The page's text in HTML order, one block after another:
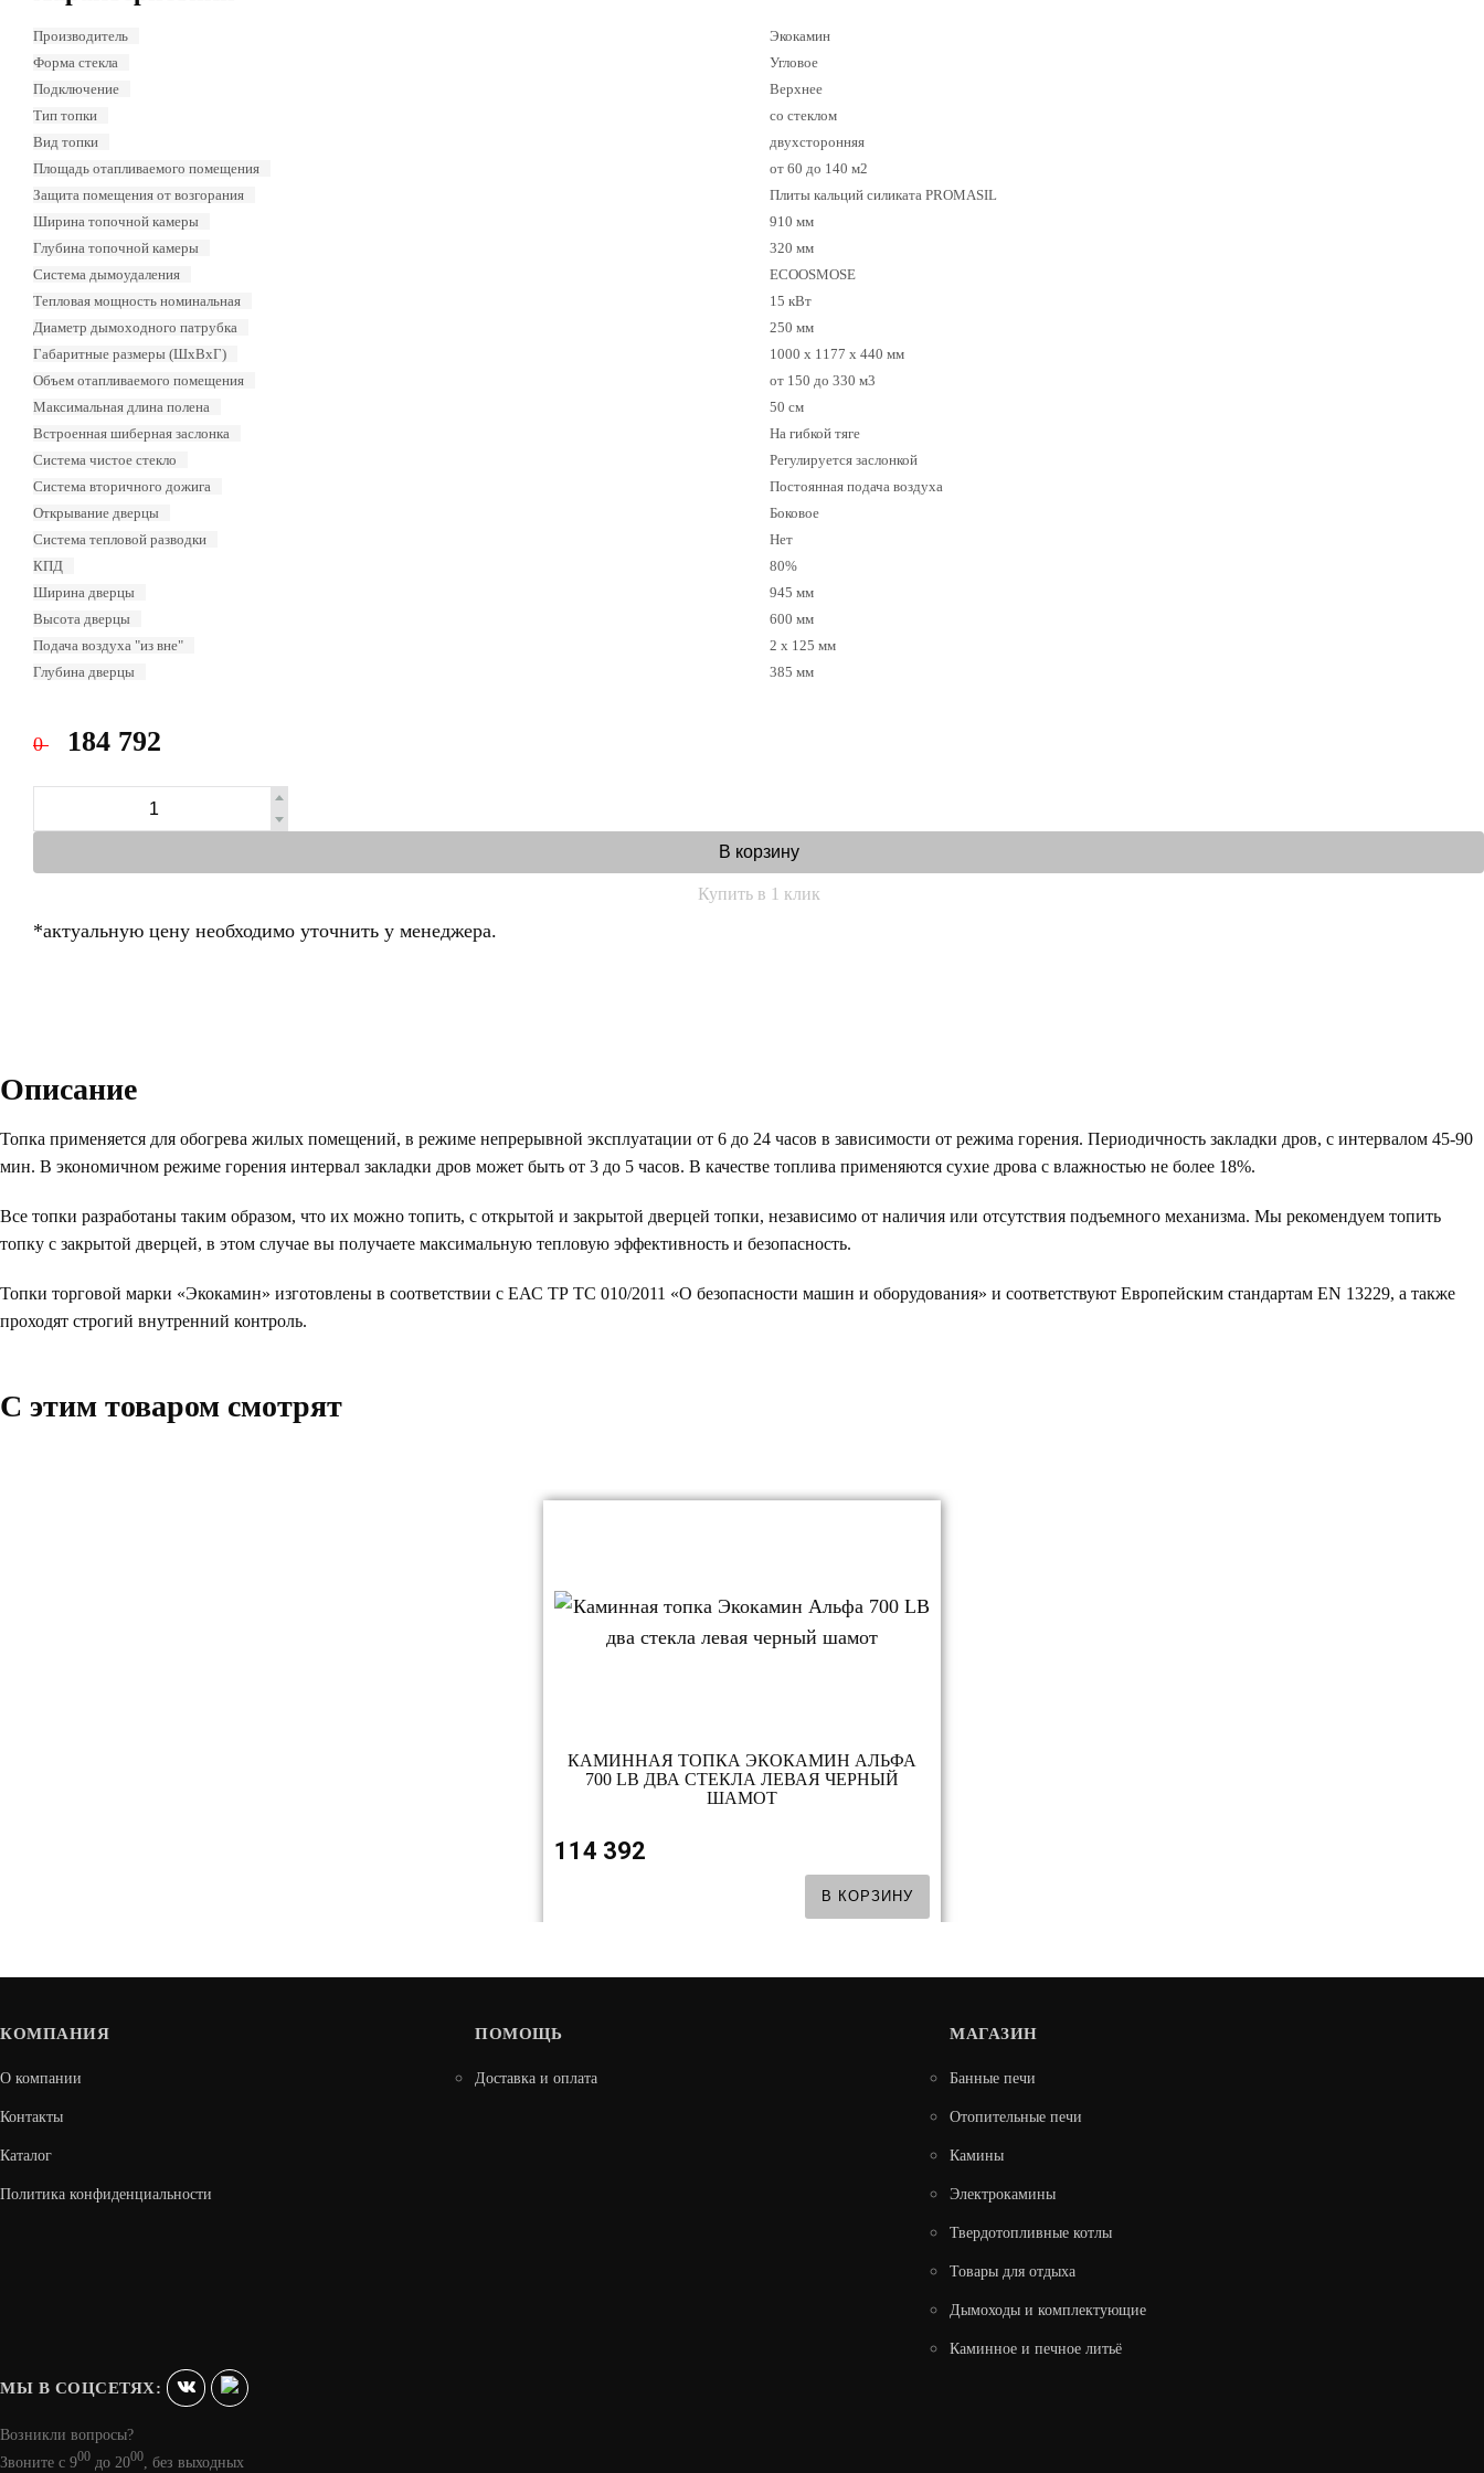
Производитель
Экокамин
Форма стекла
Угловое
Подключение
Верхнее
Тип топки
со стеклом
Вид топки
двухсторонняя
Площадь отапливаемого помещения
от 60 до 140 м2
Защита помещения от возгорания
Плиты кальций силиката PROMASIL
Ширина топочной камеры
910 мм
Глубина топочной камеры
320 мм
Система дымоудаления
ECOOSMOSE
Тепловая мощность номинальная
15 кВт
Диаметр дымоходного патрубка
250 мм
Габаритные размеры (ШхВхГ)
1000 x 1177 x 440 мм
Объем отапливаемого помещения
от 150 до 330 м3
Максимальная длина полена
50 см
Встроенная шиберная заслонка
На гибкой тяге
Система чистое стекло
Регулируется заслонкой
Система вторичного дожига
Постоянная подача воздуха
Открывание дверцы
Боковое
Система тепловой разводки
Нет
КПД
80%
Ширина дверцы
945 мм
Высота дверцы
600 мм
Подача воздуха "из вне"
2 х 125 мм
Глубина дверцы
385 мм
0 184 792
В корзину
Купить в 1 клик
*актуальную цену необходимо уточнить у менеджера.
Описание
Топка применяется для обогрева жилых помещений, в режиме непрерывной эксплуатации от 6 до 24 часов в зависимости от режима горения. Периодичность закладки дров, с интервалом 45-90
мин. В экономичном режиме горения интервал закладки дров может быть от 3 до 5 часов. В качестве топлива применяются сухие дрова с влажностью не более 18%.
Все топки разработаны таким образом, что их можно топить, с открытой и закрытой дверцей топки, независимо от наличия или отсутствия подъемного механизма. Мы рекомендуем топить
топку с закрытой дверцей, в этом случае вы получаете максимальную тепловую эффективность и безопасность.
Топки торговой марки «Экокамин» изготовлены в соответствии с ЕАС ТР ТС 010/2011 «О безопасности машин и оборудования» и соответствуют Европейским стандартам EN 13229, а также
проходят строгий внутренний контроль.
C этим товаром смотрят
КАМИННАЯ ТОПКА ЭКОКАМИН АЛЬФА
700 LB ДВА СТЕКЛА ЛЕВАЯ ЧЕРНЫЙ
ШАМОТ
114 392
В КОРЗИНУ
КОМПАНИЯ
О компании
Контакты
Каталог
Политика конфиденциальности
ПОМОЩЬ
Доставка и оплата
МАГАЗИН
Банные печи
Отопительные печи
Камины
Электрокамины
Твердотопливные котлы
Товары для отдыха
Дымоходы и комплектующие
Каминное и печное литьё
МЫ В СОЦСЕТЯХ:
Возникли вопросы?
Звоните с 900 до 2000 , без выходных